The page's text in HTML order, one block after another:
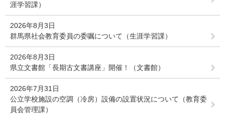
涯学習課）
2026年8月3日
群馬県社会教育委員の委嘱について（生涯学習課）
2026年8月3日
県立文書館「長期古文書講座」開催！（文書館）
2026年7月31日
公立学校施設の空調（冷房）設備の設置状況について（教育委
員会管理課）